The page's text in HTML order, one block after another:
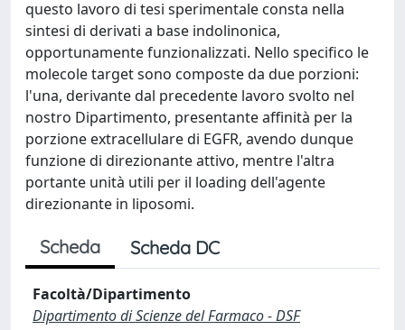
questo lavoro di tesi sperimentale consta nella
sintesi di derivati a base indolinonica,
opportunamente funzionalizzati. Nello specifico le
molecole target sono composte da due porzioni:
l'una, derivante dal precedente lavoro svolto nel
nostro Dipartimento, presentante affinità per la
porzione extracellulare di EGFR, avendo dunque
funzione di direzionante attivo, mentre l'altra
portante unità utili per il loading dell'agente
direzionante in liposomi.
Scheda Scheda DC
Facoltà/Dipartimento
Dipartimento di Scienze del Farmaco - DSF